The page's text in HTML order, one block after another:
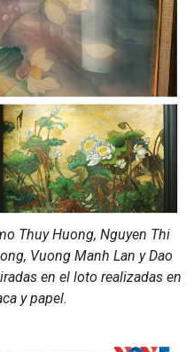
Thuy Huong, Nguyen Thi
Vuong Manh Lan y Dao
en el loto realizadas en
y papel.